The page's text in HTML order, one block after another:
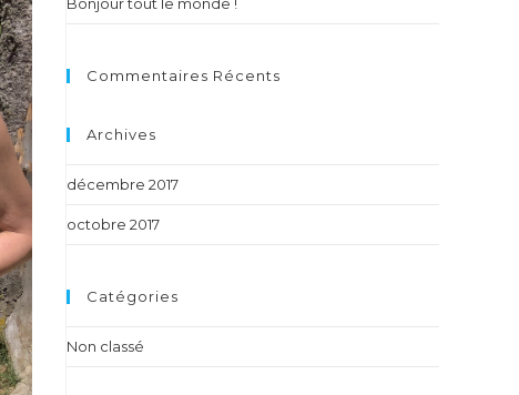
Bonjour tout le monde !
Commentaires Récents
Archives
décembre 2017
octobre 2017
Catégories
Non classé